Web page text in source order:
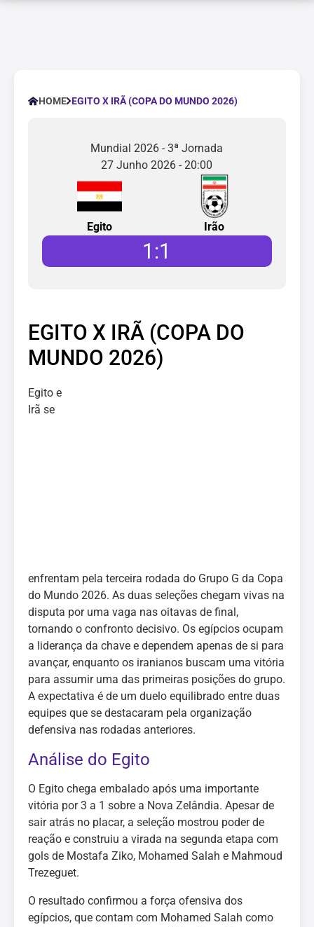
HOME EGITO X IRÃ (COPA DO MUNDO 2026)
Mundial 2026 - 3ª Jornada
27 Junho 2026 - 20:00
Egito Irão
1 :1
EGITO X IRÃ (COPA DO
MUNDO 2026)
Egito e
Irã se
enfrentam pela terceira rodada do Grupo G da Copa
do Mundo 2026. As duas seleções chegam vivas na
disputa por uma vaga nas oitavas de final,
tornando o confronto decisivo. Os egípcios ocupam
a liderança da chave e dependem apenas de si para
avançar, enquanto os iranianos buscam uma vitória
para assumir uma das primeiras posições do grupo.
A expectativa é de um duelo equilibrado entre duas
equipes que se destacaram pela organização
defensiva nas rodadas anteriores.
Análise do Egito
O Egito chega embalado após uma importante
vitória por 3 a 1 sobre a Nova Zelândia. Apesar de
sair atrás no placar, a seleção mostrou poder de
reação e construiu a virada na segunda etapa com
gols de Mostafa Ziko, Mohamed Salah e Mahmoud
Trezeguet.
O resultado confirmou a força ofensiva dos
egípcios, que contam com Mohamed Salah como